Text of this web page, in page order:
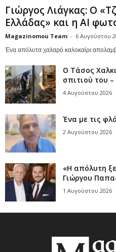
Γιώργος Λιάγκας: Ο
Ελλάδας» και η AI
Magazinomou Team - 6 Αυγούστου
Ένα απόλυτα χαλαρό καλοκαίρι
Ο Τάσος
σπιτιού του
4 Αυγούστου 2026
Ένα με τις
2 Αυγούστου 2026
«Η απόλυτη
Γιώργου
1 Αυγούστου 2026